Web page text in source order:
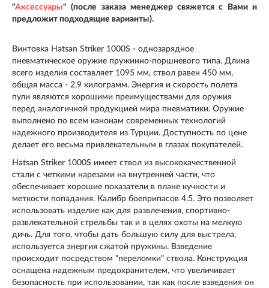
"Аксессуары" (после заказа менеджер свяжется с Вами и
предложит подходящие варианты).
Винтовка Hatsan Striker 1000S - однозарядное
пневматическое оружие пружинно-поршневого типа. Длина
всего изделия составляет 1095 мм, ствол равен 450 мм,
общая масса - 2,9 килограмм. Энергия и скорость полета
пули являются хорошими преимуществами для оружия
перед аналогичной продукцией мира пневматики. Оружие
выполнено по всем канонам современных технологий
надежного производителя из Турции. Доступность по цене
делает его весьма привлекательным в глазах покупателей.
Hatsan Striker 1000S имеет ствол из высококачественной
стали с четкими нарезами на внутренней части, что
обеспечивает хорошие показатели в плане кучности и
меткости попадания. Калибр боеприпасов 4.5. Это позволяет
использовать изделие как для развлечения, спортивно-
развлекательной стрельбы так и в целях охоты на мелкую
дичь. Для того, чтобы дать большую силу для выстрела,
используется энергия сжатой пружины. Взведение
происходит посредством "переломки" ствола. Конструкция
оснащена надежным предохранителем, что увеличивает
безопасность при использовании, так как после взведения он